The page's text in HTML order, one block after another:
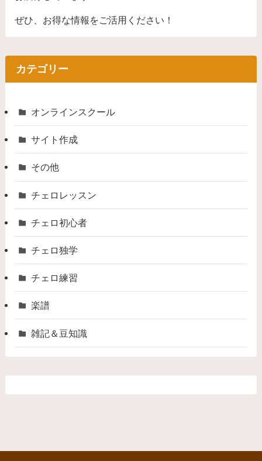
ぜひ、お得な情報をご活用ください！
カテゴリー
オンラインスクール
サイト作成
その他
チェロレッスン
チェロ初心者
チェロ独学
チェロ練習
楽譜
雑記＆豆知識